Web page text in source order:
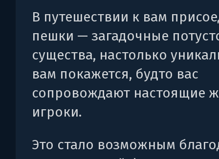
В путешествии к вам
пешки — загадочные
существа, настолько
вам покажется, будто вас
сопровождают настоящие
игроки.
Это стало возможным